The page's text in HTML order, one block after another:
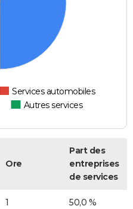
Services automobiles
Autres services
Ore
Part des
entreprises
de services
1 50,0 %